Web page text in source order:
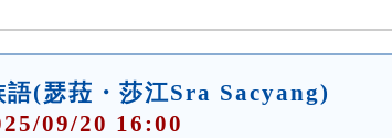
(瑟菈・莎江Sra Sacyang)
09/20 16:00